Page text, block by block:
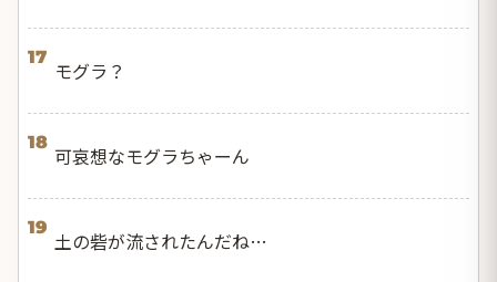
17
モグラ？
18
可哀想なモグラちゃーん
19
土の砦が流されたんだね…